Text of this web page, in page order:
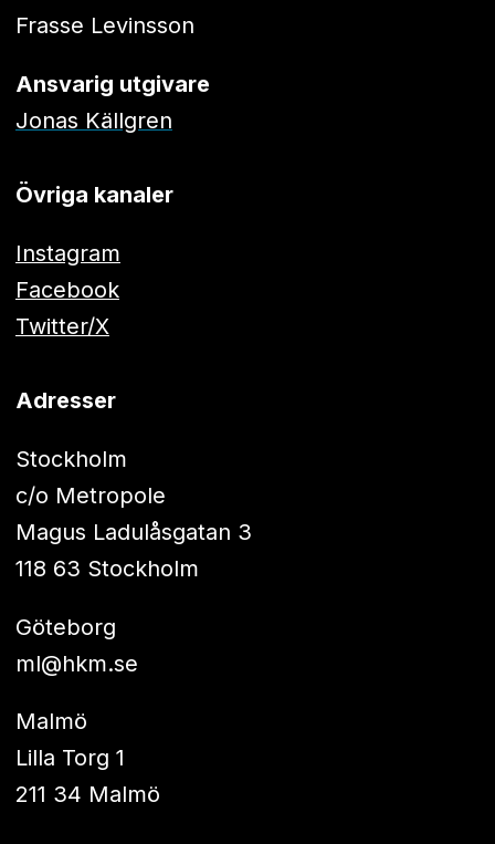
Frasse Levinsson
Ansvarig utgivare
Jonas Källgren
Övriga kanaler
Instagram
Facebook
Twitter/X
Adresser
Stockholm
c/o Metropole
Magus Ladulåsgatan 3
118 63 Stockholm
Göteborg
ml@hkm.se
Malmö
Lilla Torg 1
211 34 Malmö